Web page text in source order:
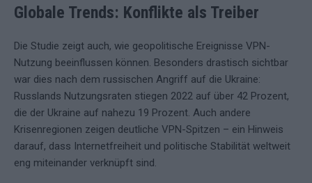
Globale Trends: Konflikte als Treiber
Die Studie zeigt auch, wie geopolitische Ereignisse VPN-
Nutzung beeinflussen können. Besonders drastisch sichtbar
war dies nach dem russischen Angriff auf die Ukraine:
Russlands Nutzungsraten stiegen 2022 auf über 42 Prozent,
die der Ukraine auf nahezu 19 Prozent. Auch andere
Krisenregionen zeigen deutliche VPN-Spitzen – ein Hinweis
darauf, dass Internetfreiheit und politische Stabilität weltweit
eng miteinander verknüpft sind.